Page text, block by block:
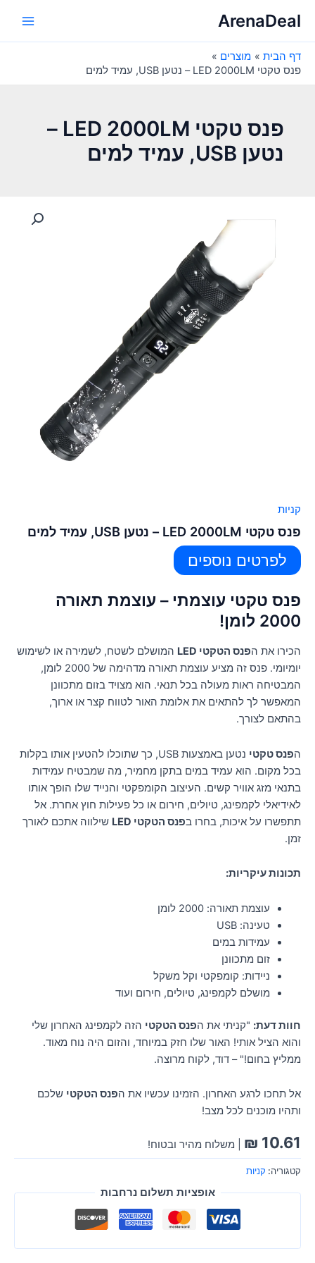
לתוכןArenaDeal
דף הבית
מוצרים
פנס טקטי LED 2000LM – נטען USB, עמיד למים
פנס טקטי LED 2000LM –
נטען USB, עמיד למים
קניות
פנס טקטי LED 2000LM – נטען USB, עמיד למים
לפרטים נוספים
פנס טקטי עוצמתי – עוצמת תאורה
2000 לומן!
הכירו את הפנס הטקטי LED
המושלם לשטח, לשמירה או לשימוש
יומיומי. פנס זה מציע עוצמת תאורה מדהימה של 2000 לומן,
המבטיחה ראות מעולה בכל תנאי. הוא מצויד בזום מתכוונן
המאפשר לך להתאים את אלומת האור לטווח קצר או ארוך,
בהתאם לצורך.
הפנס טקטי
נטען באמצעות USB, כך שתוכלו להטעין אותו בקלות
בכל מקום. הוא עמיד במים בתקן מחמיר, מה שמבטיח עמידות
בתנאי מזג אוויר קשים. העיצוב הקומפקטי והנייד שלו הופך אותו
לאידיאלי לקמפינג, טיולים, חירום או כל פעילות חוץ אחרת. אל
תתפשרו על איכות, בחרו בפנס הטקטי LED
שילווה אתכם לאורך
זמן.
תכונות עיקריות:
עוצמת תאורה: 2000 לומן
טעינה: USB
עמידות במים
זום מתכוונן
ניידות: קומפקטי וקל משקל
מושלם לקמפינג, טיולים, חירום ועוד
חוות דעת: "קניתי את הפנס הטקטי הזה לקמפינג האחרון שלי
והוא הציל אותי! האור שלו חזק במיוחד, והזום היה נוח מאוד.
ממליץ בחום!" – דוד, לקוח מרוצה.
אל תחכו לרגע האחרון. הזמינו עכשיו את הפנס הטקטי שלכם
ותהיו מוכנים לכל מצב!
₪ 10.61 | משלוח מהיר ובטוח!
קטגוריה: קניות
אופציות תשלום נרחבות